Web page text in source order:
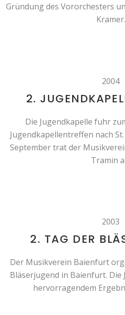
Gründung des Vororchesters
Kramer.
2004
2.
Die Jugendkapelle fuhr
Jugendkapellentreffen nach
September trat der
Tramin
2003
2. TAG DER
Der Musikverein Baienfurt
Bläserjugend in Baienfurt. Die
hervorragendem